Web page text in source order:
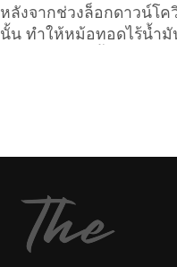
หลังจากช่วงล็อกดาวน์โ
นั้น ทำให้หม้อทอดไร้น้ำมั
ของคาวปนกันไปให้คุณไ
ทอดกระเทียมพริกไทย วั
พริกไทย -กระเทียมสับหย